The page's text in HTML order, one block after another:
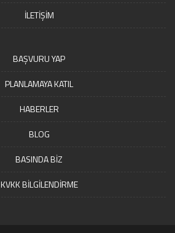
İLETİŞİM
BAŞVURU YAP
PLANLAMAYA KATIL
HABERLER
BLOG
BASINDA BİZ
KVKK BİLGİLENDİRME